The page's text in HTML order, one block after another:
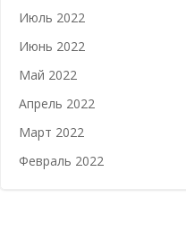
Июль 2022
Июнь 2022
Май 2022
Апрель 2022
Март 2022
Февраль 2022